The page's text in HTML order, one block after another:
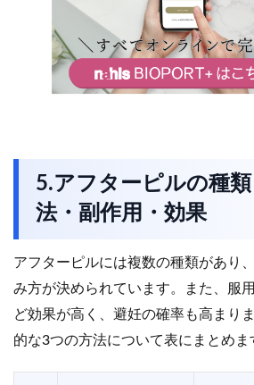
5.アフターピルの種
法・副作用・効果
アフターピルには複数の種類があり
み方が決められています。また、服
ど効果が高く、避妊の確率も高まり
的な3つの方法について表にまとめま